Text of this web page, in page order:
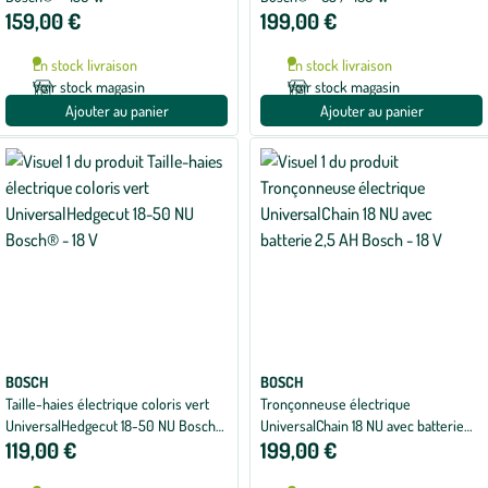
159,00 €
En stock livraison
Voir stock magasin
Ajouter au panier
199,00 €
En stock livraison
Voir stock magasin
Ajouter au panier
BOSCH
Taille-haies électrique coloris vert
UniversalHedgecut 18-50 NU Bosch®
- 18 V
119,00 €
BOSCH
Tronçonneuse électrique
UniversalChain 18 NU avec batterie
2,5 AH Bosch - 18 V
199,00 €